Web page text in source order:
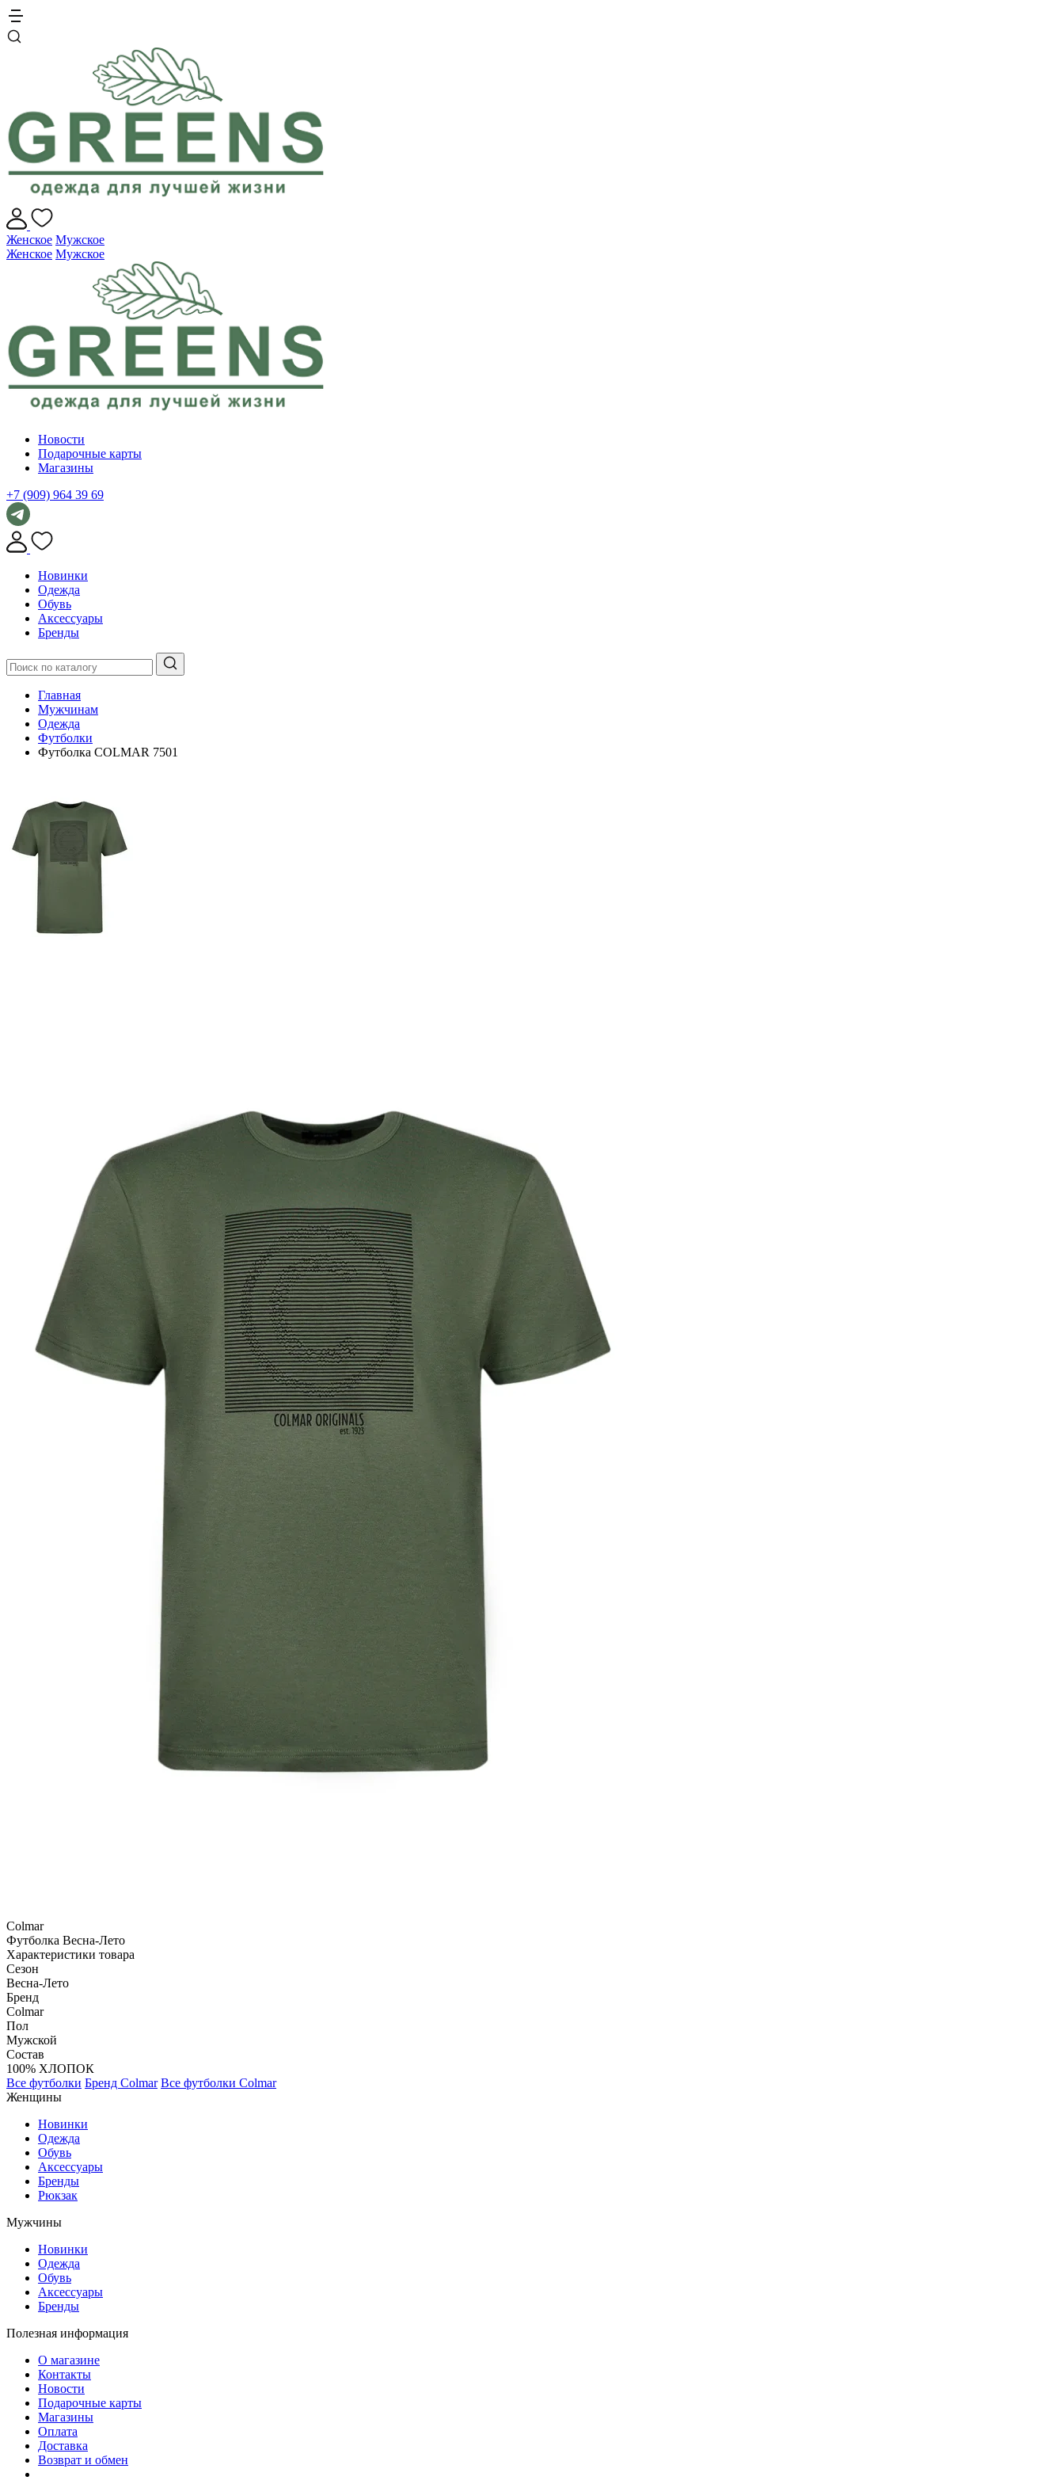
Женское Мужское
Женское Мужское
Новости
Подарочные карты
Магазины
+7 (909) 964 39 69
Новинки
Одежда
Обувь
Аксессуары
Бренды
Главная
Мужчинам
Одежда
Футболки
Футболка COLMAR 7501
Colmar
Футболка Весна-Лето
Характеристики товара
Сезон
Весна-Лето
Бренд
Colmar
Пол
Мужской
Состав
100% ХЛОПОК
Все футболки Бренд Colmar Все футболки Colmar
Женщины
Новинки
Одежда
Обувь
Аксессуары
Бренды
Рюкзак
Мужчины
Новинки
Одежда
Обувь
Аксессуары
Бренды
Полезная информация
О магазине
Контакты
Новости
Подарочные карты
Магазины
Оплата
Доставка
Возврат и обмен